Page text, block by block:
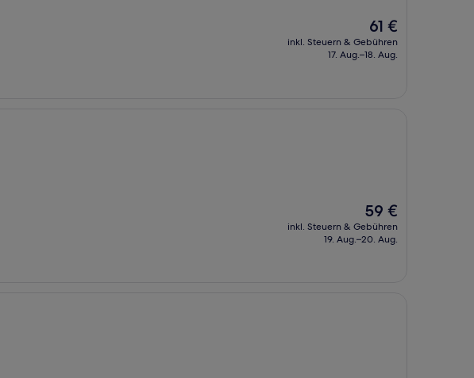
Der
Preis
beträgt
61 €
inkl. Steuern & Gebühren
17. Aug.–18. Aug.
Der
Preis
beträgt
59 €
inkl. Steuern & Gebühren
19. Aug.–20. Aug.